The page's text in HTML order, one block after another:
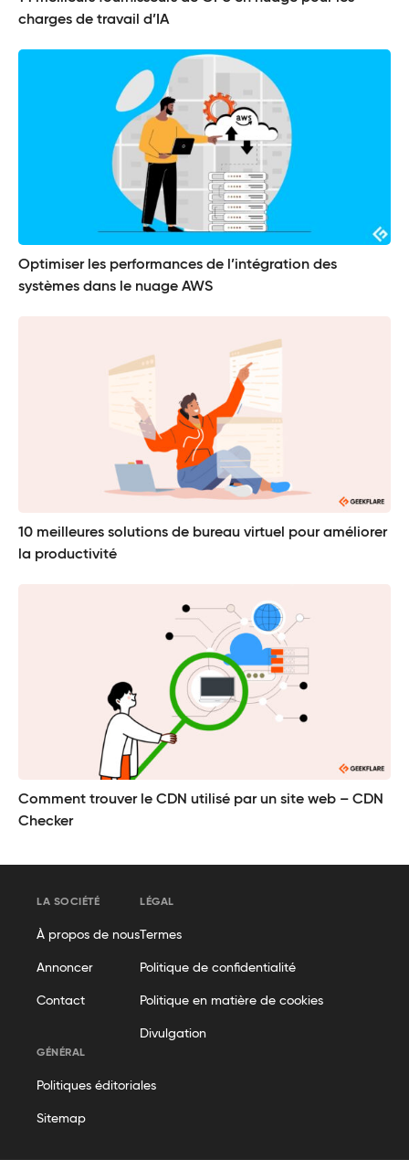
charges de travail d’IA
Optimiser les performances de l’intégration des
systèmes dans le nuage AWS
10 meilleures solutions de bureau virtuel pour améliorer
la productivité
Comment trouver le CDN utilisé par un site web – CDN
Checker
LA SOCIÉTÉ
À propos de nous
Annoncer
Contact
LÉGAL
Termes
Politique de confidentialité
Politique en matière de cookies
Divulgation
GÉNÉRAL
Politiques éditoriales
Sitemap